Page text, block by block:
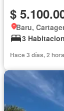
$
Baru,
3
Hace 3 días, 2